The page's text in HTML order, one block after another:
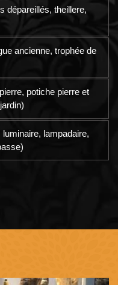
dépareillés, theillere,
ancienne, trophée de
potiche pierre et
lampadaire,